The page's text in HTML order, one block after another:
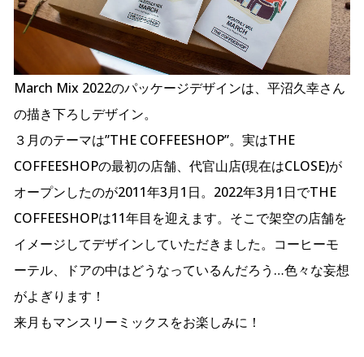
March Mix 2022のパッケージデザインは、平沼久幸さん
の描き下ろしデザイン。
３月のテーマは”THE COFFEESHOP”。実はTHE
COFFEESHOPの最初の店舗、代官山店(現在はCLOSE)が
オープンしたのが2011年3月1日。2022年3月1日でTHE
COFFEESHOPは11年目を迎えます。そこで架空の店舗を
イメージしてデザインしていただきました。コーヒーモ
ーテル、ドアの中はどうなっているんだろう…色々な妄想
がよぎります！
来月もマンスリーミックスをお楽しみに！